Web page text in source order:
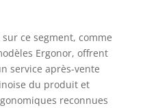
esthétique
en offrant un
pratique
vos activités
ce segment, comme
Ergonor, offrent
service après-vente
du produit et
reconnues